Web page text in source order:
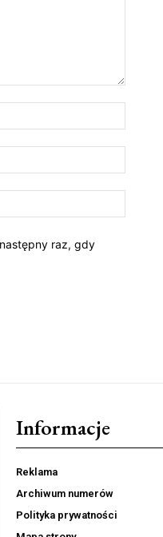
raz, gdy
Informacje
Reklama
Archiwum numerów
Polityka prywatności